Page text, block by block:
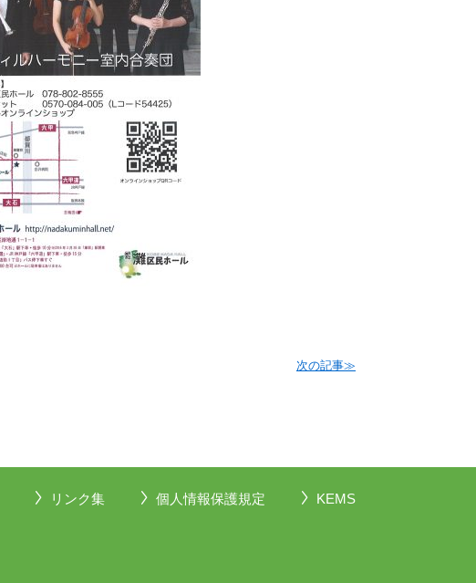
次の記事≫
リンク集 個人情報保護規定 KEMS